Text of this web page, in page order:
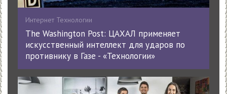
Интернет Технологии
The Washington Post: ЦАХАЛ применяет
искусственный интеллект для ударов по
противнику в Газе - «Технологии»